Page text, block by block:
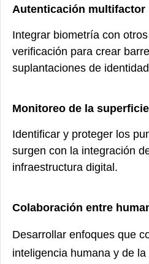
Autenticación multifactor
Integrar biometría con
verificación para crear
suplantaciones de
Monitoreo de la
Identificar y proteger los
surgen con la integración
infraestructura digital.
Colaboración entre
Desarrollar enfoques que
inteligencia humana y de